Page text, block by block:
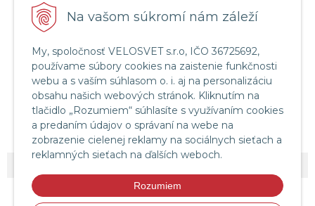
Na vašom súkromí nám záleží
My, spoločnosť VELOSVET s.r.o, IČO 36725692,
používame súbory cookies na zaistenie funkčnosti
webu a s vaším súhlasom o. i. aj na personalizáciu
obsahu našich webových stránok. Kliknutím na
tlačidlo „Rozumiem“ súhlasíte s využívaním cookies
a predaním údajov o správaní na webe na
zobrazenie cielenej reklamy na sociálnych sieťach a
reklamných sieťach na ďalších weboch.
Rozumiem
Štatút súťaže "Vianoce 2025"
Servis a služby
Servis bicyklov a elektrobicyklov
Retül Bike Fit
Instagram Velosvet
Facebook Velosvet